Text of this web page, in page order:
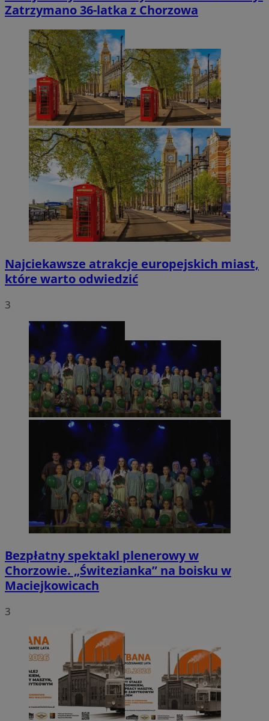
Zatrzymano 36-latka z Chorzowa
Najciekawsze atrakcje europejskich miast,
które warto odwiedzić
3
Bezpłatny spektakl plenerowy w
Chorzowie. „Świtezianka” na boisku w
Maciejkowicach
3